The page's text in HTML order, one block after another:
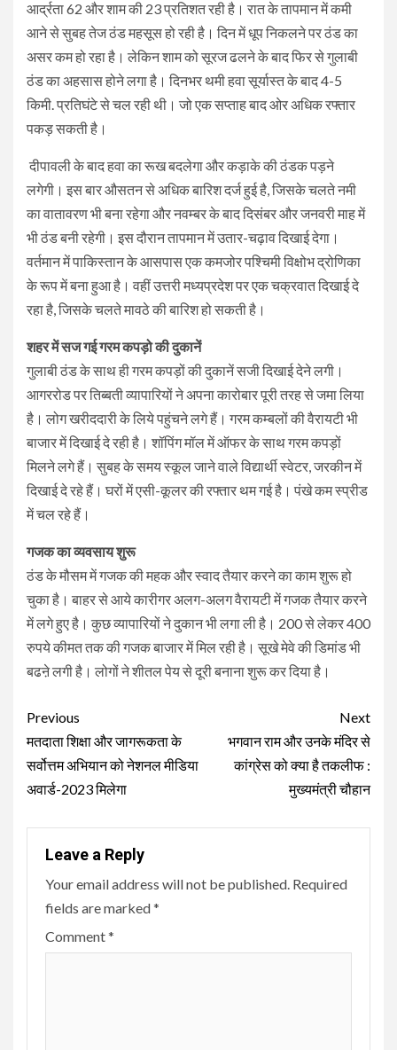
आर्द्रता 62 और शाम की 23 प्रतिशत रही है। रात के तापमान में कमी
आने से सुबह तेज ठंड महसूस हो रही है। दिन में धूप निकलने पर ठंड का
असर कम हो रहा है। लेकिन शाम को सूरज ढलने के बाद फिर से गुलाबी
ठंड का अहसास होने लगा है। दिनभर थमी हवा सूर्यास्त के बाद 4-5
किमी. प्रतिघंटे से चल रही थी। जो एक सप्ताह बाद ओर अधिक रफ्तार
पकड़ सकती है।
दीपावली के बाद हवा का रूख बदलेगा और कड़ाके की ठंडक पड़ने
लगेगी। इस बार औसतन से अधिक बारिश दर्ज हुई है, जिसके चलते नमी
का वातावरण भी बना रहेगा और नवम्बर के बाद दिसंबर और जनवरी माह में
भी ठंड बनी रहेगी। इस दौरान तापमान में उतार-चढ़ाव दिखाई देगा।
वर्तमान में पाकिस्तान के आसपास एक कमजोर पश्चिमी विक्षोभ द्रोणिका
के रूप में बना हुआ है। वहीं उत्तरी मध्यप्रदेश पर एक चक्रवात दिखाई दे
रहा है, जिसके चलते मावठे की बारिश हो सकती है।
शहर में सज गई गरम कपड़ो की दुकानें
गुलाबी ठंड के साथ ही गरम कपड़ों की दुकानें सजी दिखाई देने लगी।
आगररोड पर तिब्बती व्यापारियों ने अपना कारोबार पूरी तरह से जमा लिया
है। लोग खरीददारी के लिये पहुंचने लगे हैं। गरम कम्बलों की वैरायटी भी
बाजार में दिखाई दे रही है। शॉपिंग मॉल में ऑफर के साथ गरम कपड़ों
मिलने लगे हैं। सुबह के समय स्कूल जाने वाले विद्यार्थी स्वेटर, जरकीन में
दिखाई दे रहे हैं। घरों में एसी-कूलर की रफ्तार थम गई है। पंखे कम स्प्रीड
में चल रहे हैं।
गजक का व्यवसाय शुरू
ठंड के मौसम में गजक की महक और स्वाद तैयार करने का काम शुरू हो
चुका है। बाहर से आये कारीगर अलग-अलग वैरायटी में गजक तैयार करने
में लगे हुए है। कुछ व्यापारियों ने दुकान भी लगा ली है। 200 से लेकर 400
रुपये कीमत तक की गजक बाजार में मिल रही है। सूखे मेवे की डिमांड भी
बढऩे लगी है। लोगों ने शीतल पेय से दूरी बनाना शुरू कर दिया है।
Continue
Reading
Previous
मतदाता शिक्षा और जागरूकता के
सर्वोत्तम अभियान को नेशनल मीडिया
अवार्ड-2023 मिलेगा
Next
भगवान राम और उनके मंदिर से
कांग्रेस को क्या है तकलीफ :
मुख्यमंत्री चौहान
Leave a Reply
Your email address will not be published. Required
fields are marked*
Comment*